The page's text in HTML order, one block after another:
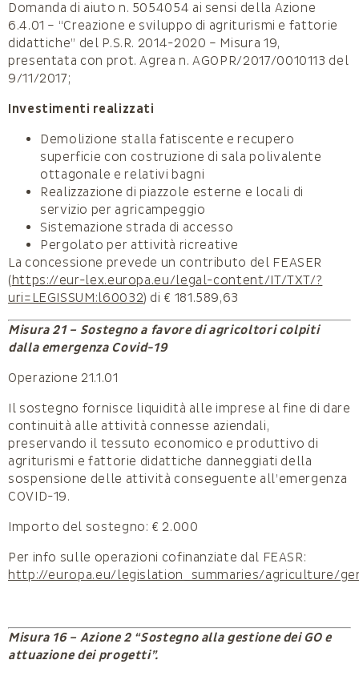
Domanda di aiuto n. 5054054 ai sensi della Azione
6.4.01 – “Creazione e sviluppo di agriturismi e fattorie
didattiche” del P.S.R. 2014-2020 – Misura 19,
presentata con prot. Agrea n. AGOPR/2017/0010113 del
9/11/2017;
Investimenti realizzati
Demolizione stalla fatiscente e recupero
superficie con costruzione di sala polivalente
ottagonale e relativi bagni
Realizzazione di piazzole esterne e locali di
servizio per agricampeggio
Sistemazione strada di accesso
Pergolato per attività ricreative
La concessione prevede un contributo del FEASER
(https://eur-lex.europa.eu/legal-content/IT/TXT/?
uri=LEGISSUM:l60032) di € 181.589,63
Misura 21 – Sostegno a favore di agricoltori colpiti
dalla emergenza Covid-19
Operazione 21.1.01
Il sostegno fornisce liquidità alle imprese al fine di dare
continuità alle attività connesse aziendali,
preservando il tessuto economico e produttivo di
agriturismi e fattorie didattiche danneggiati della
sospensione delle attività conseguente all’emergenza
COVID-19.
Importo del sostegno: € 2.000
Per info sulle operazioni cofinanziate dal FEASR:
http://europa.eu/legislation_summaries/agriculture/
Misura 16 – Azione 2 “Sostegno alla gestione dei GO e
attuazione dei progetti”.